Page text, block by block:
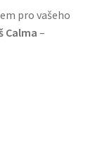
pro vašeho
Calma –